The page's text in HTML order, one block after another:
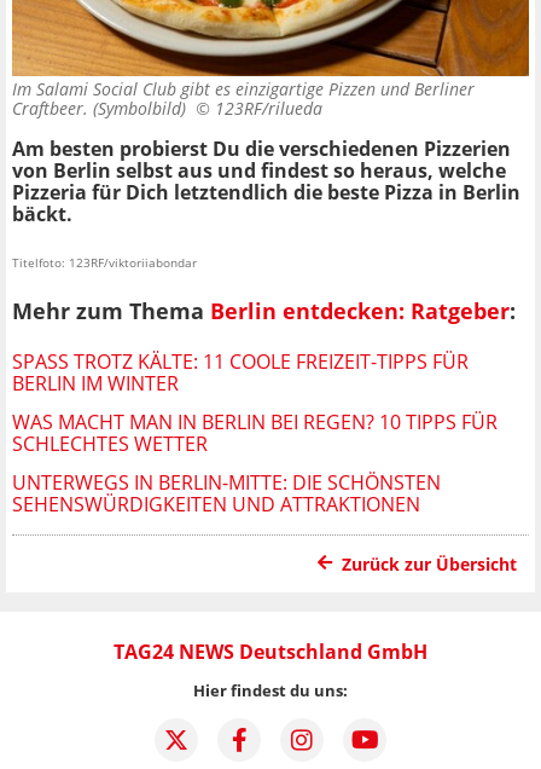
Im Salami Social Club gibt es einzigartige Pizzen und Berliner
Craftbeer. (Symbolbild) © 123RF/rilueda
Am besten probierst Du die verschiedenen Pizzerien
von Berlin selbst aus und findest so heraus, welche
Pizzeria für Dich letztendlich die beste Pizza in Berlin
bäckt.
Titelfoto: 123RF/viktoriiabondar
Mehr zum Thema Berlin entdecken: Ratgeber:
SPASS TROTZ KÄLTE: 11 COOLE FREIZEIT-TIPPS FÜR B
ERLIN IM WINTER
WAS MACHT MAN IN BERLIN BEI REGEN? 10 TIPPS FÜR
SCHLECHTES WETTER
UNTERWEGS IN BERLIN-MITTE: DIE SCHÖNSTEN
SEHENSWÜRDIGKEITEN UND ATTRAKTIONEN
Zurück zur Übersicht
TAG24 NEWS Deutschland GmbH
Hier findest du uns: